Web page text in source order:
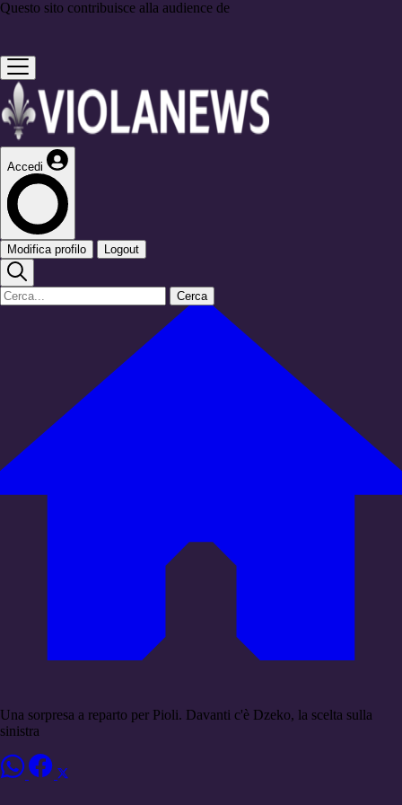
Questo sito contribuisce alla audience de
Accedi
Modifica profilo Logout
Cerca
Una sorpresa a reparto per Pioli. Davanti c'è Dzeko, la scelta sulla
sinistra